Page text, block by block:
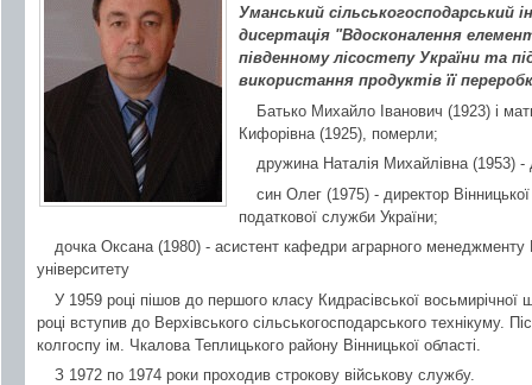
Уманський сільськогосподарський
дисертація "Вдосконалення
південному лісостепу України та
використання продуктів її
Батько Михайло Іванович (1923) і
Кифорівна (1925), померли;
дружина Наталія Михайлівна (1953) -
син Олег (1975) - директор
податкової служби України;
дочка Оксана (1980) - асистент кафедри аграрного менеджменту
університету
У 1959 році пішов до першого класу Кидрасівської восьмирічної
році вступив до Верхівського сільськогосподарського технікуму.
колгоспу ім. Чкалова Теплицького району Вінницької області.
З 1972 по 1974 роки проходив строкову військову службу.